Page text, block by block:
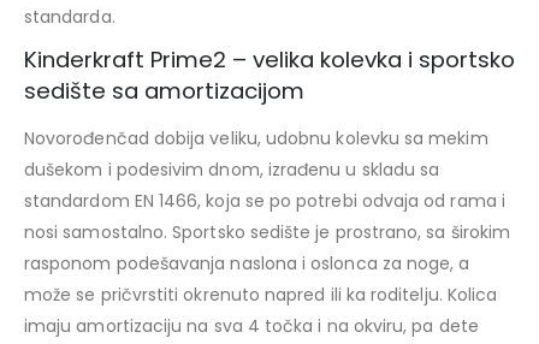
standarda.
Kinderkraft Prime2 – velika kolevka i sportsko
sedište sa amortizacijom
Novorođenčad dobija veliku, udobnu kolevku sa mekim
dušekom i podesivim dnom, izrađenu u skladu sa
standardom EN 1466, koja se po potrebi odvaja od rama i
nosi samostalno. Sportsko sedište je prostrano, sa širokim
rasponom podešavanja naslona i oslonca za noge, a
može se pričvrstiti okrenuto napred ili ka roditelju. Kolica
imaju amortizaciju na sva 4 točka i na okviru, pa dete